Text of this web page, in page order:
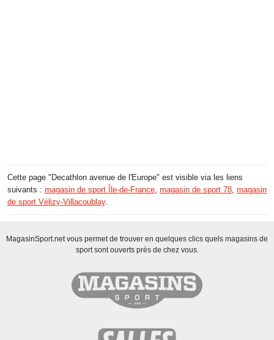
Cette page "Decathlon avenue de l'Europe" est visible via les liens
suivants : magasin de sport Île-de-France magasin de sport 78 magasin
de sport Vélizy-Villacoublay.
MagasinSport.net vous permet de trouver en quelques clics quels magasins de
sport sont ouverts près de chez vous.